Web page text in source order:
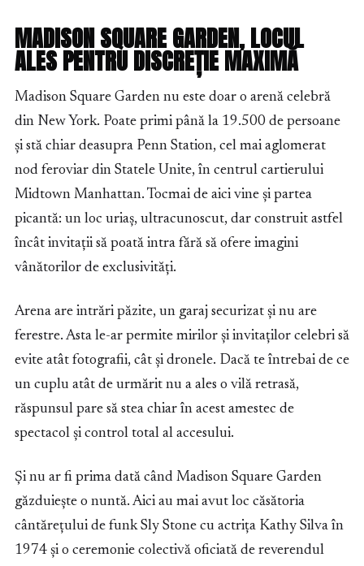
MADISON SQUARE GARDEN, LOCUL
ALES PENTRU DISCREȚIE MAXIMĂ
Madison Square Garden nu este doar o arenă celebră
din New York. Poate primi până la 19.500 de persoane
și stă chiar deasupra Penn Station, cel mai aglomerat
nod feroviar din Statele Unite, în centrul cartierului
Midtown Manhattan. Tocmai de aici vine și partea
picantă: un loc uriaș, ultracunoscut, dar construit astfel
încât invitații să poată intra fără să ofere imagini
vânătorilor de exclusivități.
Arena are intrări păzite, un garaj securizat și nu are
ferestre. Asta le-ar permite mirilor și invitaților celebri să
evite atât fotografii, cât și dronele. Dacă te întrebai de ce
un cuplu atât de urmărit nu a ales o vilă retrasă,
răspunsul pare să stea chiar în acest amestec de
spectacol și control total al accesului.
Și nu ar fi prima dată când Madison Square Garden
găzduiește o nuntă. Aici au mai avut loc căsătoria
cântărețului de funk Sly Stone cu actrița Kathy Silva în
1974 și o ceremonie colectivă oficiată de reverendul